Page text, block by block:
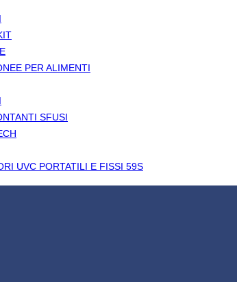
PER ALIMENTI
SFUSI
UVC PORTATILI E FISSI 59S